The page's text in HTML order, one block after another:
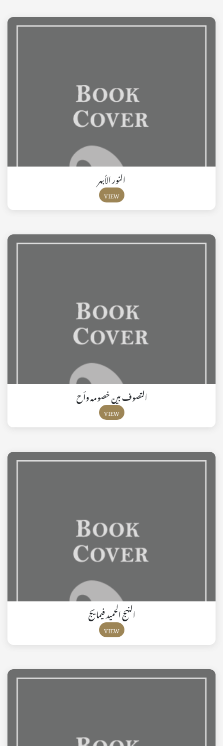
النور الأبهر
VIEW
التصوف بين خصومه وأح
VIEW
النهج الحميد فيما يج
VIEW